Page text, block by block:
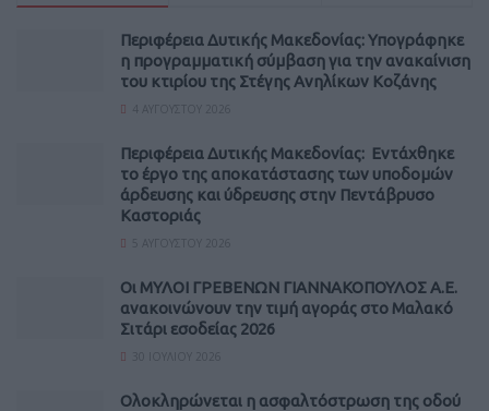
Περιφέρεια Δυτικής Μακεδονίας: Υπογράφηκε
η προγραμματική σύμβαση για την ανακαίνιση
του κτιρίου της Στέγης Ανηλίκων Κοζάνης
Περιφέρεια Δυτικής Μακεδονίας: Εντάχθηκε
το έργο της αποκατάστασης των υποδομών
άρδευσης και ύδρευσης στην Πεντάβρυσο
Καστοριάς
Οι ΜΥΛΟΙ ΓΡΕΒΕΝΩΝ ΓΙΑΝΝΑΚΟΠΟΥΛΟΣ Α.Ε.
ανακοινώνουν την τιμή αγοράς στο Μαλακό
Σιτάρι εσοδείας 2026
Ολοκληρώνεται η ασφαλτόστρωση της οδού